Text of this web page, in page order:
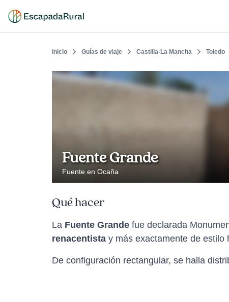
Inicio Guías de viaje Castilla-La Mancha Toledo
Fuente Grande
Fuente en Ocaña
Qué hacer
La Fuente Grande fue declarada
renacentista y más exactamente de estilo
De configuración rectangular, se halla